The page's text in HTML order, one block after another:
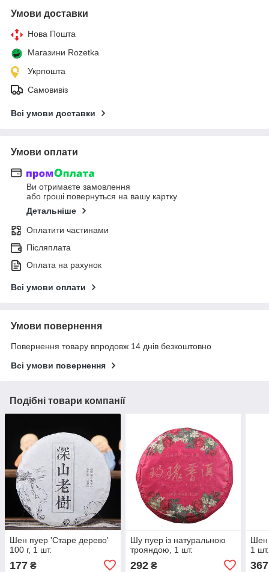
Умови доставки
Нова Пошта
Магазини Rozetka
Укрпошта
Самовивіз
Всі умови доставки
Умови оплати
Ви отримаєте замовлення
або гроші повернуться на вашу картку
Детальніше
Оплатити частинами
Післяплата
Оплата на рахунок
Всі умови оплати
Умови повернення
Повернення товару впродовж 14 днів безкоштовно
Всі умови повернення
Подібні товари компанії
Шен пуер 'Старе дерево'
100 г, 1 шт.
177 ₴
Шу пуер із натуральною
трояндою, 1 шт.
292₴
Шен
1 шт.
367